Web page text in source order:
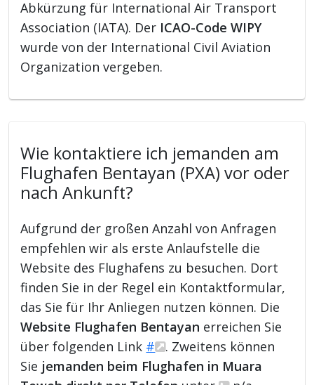
Abkürzung für International Air Transport
Association (IATA). Der ICAO-Code WIPY
wurde von der International Civil Aviation
Organization vergeben.
Wie kontaktiere ich jemanden am
Flughafen Bentayan (PXA) vor oder
nach Ankunft?
Aufgrund der großen Anzahl von Anfragen
empfehlen wir als erste Anlaufstelle die
Website des Flughafens zu besuchen. Dort
finden Sie in der Regel ein Kontaktformular,
das Sie für Ihr Anliegen nutzen können. Die
Website Flughafen Bentayan erreichen Sie
über folgenden Link #
. Zweitens können
Sie jemanden beim Flughafen in Muara